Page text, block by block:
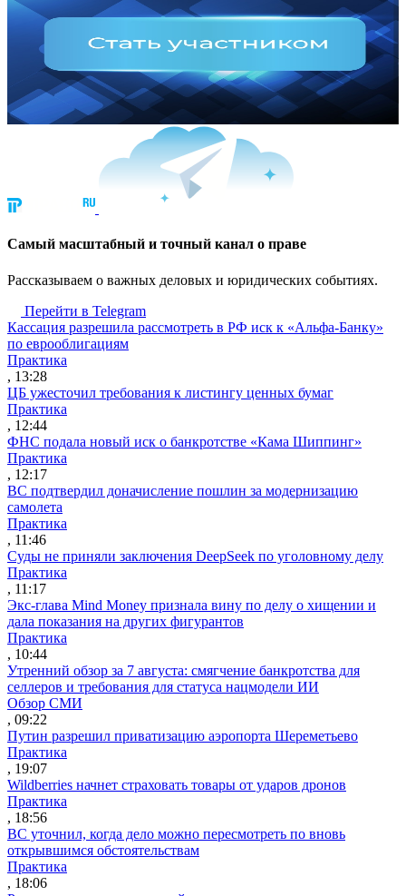
Cамый масштабный и точный канал о праве
Рассказываем о важных деловых и юридических событиях.
Перейти в Telegram
Кассация разрешила рассмотреть в РФ иск к «Альфа-Банку»
по еврооблигациям
Практика
, 13:28
ЦБ ужесточил требования к листингу ценных бумаг
Практика
, 12:44
ФНС подала новый иск о банкротстве «Кама Шиппинг»
Практика
, 12:17
ВС подтвердил доначисление пошлин за модернизацию
самолета
Практика
, 11:46
Суды не приняли заключения DeepSeek по уголовному делу
Практика
, 11:17
Экс-глава Mind Money признала вину по делу о хищении и
дала показания на других фигурантов
Практика
, 10:44
Утренний обзор за 7 августа: смягчение банкротства для
селлеров и требования для статуса нацмодели ИИ
Обзор СМИ
, 09:22
Путин разрешил приватизацию аэропорта Шереметьево
Практика
, 19:07
Wildberries начнет страховать товары от ударов дронов
Практика
, 18:56
ВС уточнил, когда дело можно пересмотреть по вновь
открывшимся обстоятельствам
Практика
, 18:06